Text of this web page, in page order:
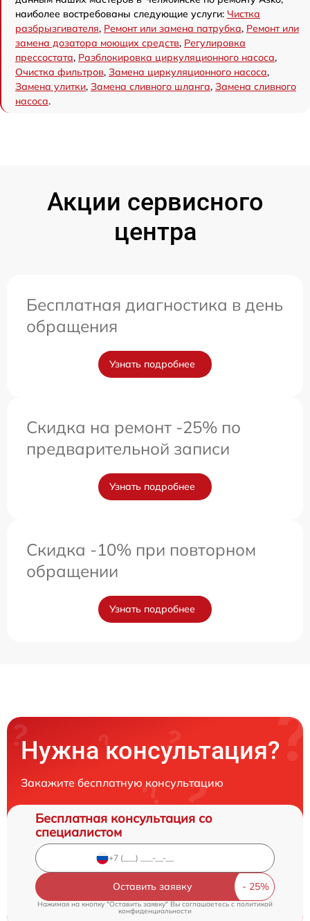
наиболее востребованы следующие услуги: Чистка
разбрызгивателя, Ремонт или замена патрубка, Ремонт или
замена дозатора моющих средств, Регулировка
прессостата, Разблокировка циркуляционного насоса,
Очистка фильтров, Замена циркуляционного насоса,
Замена улитки, Замена сливного шланга, Замена сливного
насоса.
Акции сервисного
центра
Бесплатная диагностика в день
обращения
Узнать подробнее
Скидка на ремонт -25% по
предварительной записи
Узнать подробнее
Скидка -10% при повторном
обращении
Узнать подробнее
Нужна консультация?
Закажите бесплатную консультацию
Бесплатная консультация со
специалистом
Оставить заявку
Нажимая на кнопку "Оставить заявку" Вы соглашаетесь cполитикой
конфиденциальности